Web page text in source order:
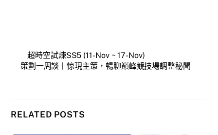
超時空試煉SS5 (11-Nov ~ 17-Nov)
策劃一周談丨惊現主策，暢聊巔峰競技場調整秘聞
RELATED POSTS